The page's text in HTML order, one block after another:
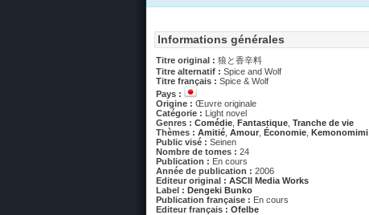
Informations générales
Titre original : 狼と香辛料
Titre alternatif : Spice and Wolf
Titre français : Spice & Wolf
Pays :
Origine : Œuvre originale
Catégorie : Light novel
Genres : Comédie Fantastique Tranche de vie
Thèmes : Amitié Amour Économie Kemonomimi
Public visé : Seinen
Nombre de tomes : 24
Publication : En cours
Année de publication : 2006
Editeur original : ASCII Media Works
Label : Dengeki Bunko
Publication française : En cours
Editeur français : Ofelbe